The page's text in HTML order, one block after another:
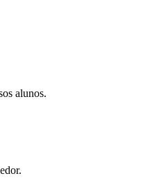
alunos.